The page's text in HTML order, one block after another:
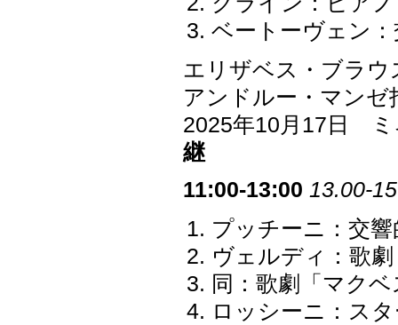
ベートーヴェン
エリザベス・ブラ
アンドルー・マンゼ
2025年10月17日 ミ
継
11:00-13:00 13.00-
プッチーニ：交
ヴェルディ：歌
同：歌劇「マク
ロッシーニ：ス